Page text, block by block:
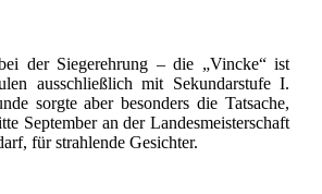
der Siegerehrung – die „Vincke“ ist
ausschließlich mit Sekundarstufe I.
sorgte aber besonders die Tatsache,
September an der Landesmeisterschaft
für strahlende Gesichter.